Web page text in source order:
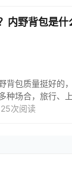
内野背包是什
背包质量挺好的
种场合，旅行、
大众档次的牌子
次阅读